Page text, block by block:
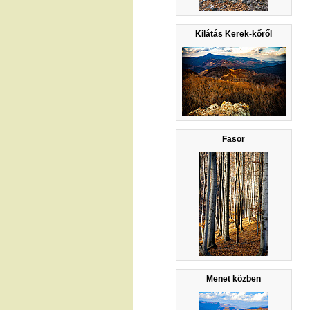
Kilátás Kerek-kőről
Fasor
Menet közben